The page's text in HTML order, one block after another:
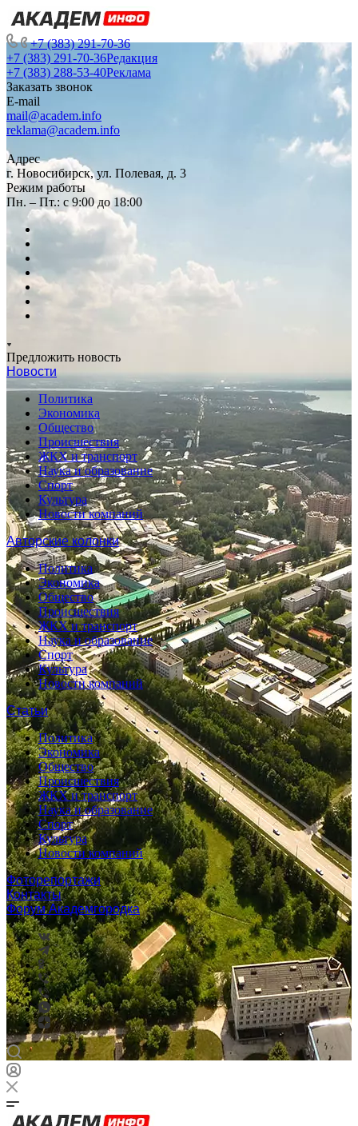
+7 (383) 291-70-36
+7 (383) 291-70-36Редакция
+7 (383) 288-53-40Реклама
Заказать звонок
E-mail
mail@academ.info
reklama@academ.info
Адрес
г. Новосибирск, ул. Полевая, д. 3
Режим работы
Пн. – Пт.: с 9:00 до 18:00
Предложить новость
Новости
Политика
Экономика
Общество
Происшествия
ЖКХ и транспорт
Наука и образование
Спорт
Культура
Новости компаний
Авторские колонки
Политика
Экономика
Общество
Происшествия
ЖКХ и транспорт
Наука и образование
Спорт
Культура
Новости компаний
Статьи
Политика
Экономика
Общество
Происшествия
ЖКХ и транспорт
Наука и образование
Спорт
Культура
Новости компаний
Фоторепортажи
Контакты
Форум Академгородка